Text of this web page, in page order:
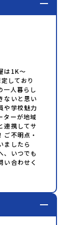
は1K〜
しており
一人暮らし
ないと思い
や学校魅力
ターが地域
連携してサ
ご不明点・
ましたら
、いつでも
い合わせく